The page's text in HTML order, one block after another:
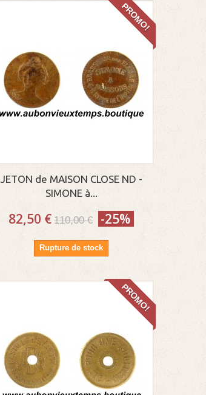
PROMO!
JETON de MAISON CLOSE ND -
SIMONE à...
82,50 € 110,00 € -25%
Rupture de stock
PROMO!